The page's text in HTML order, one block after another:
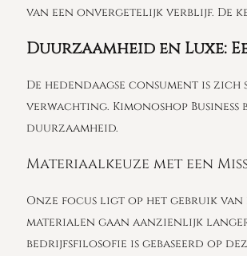
van een onvergetelijk verblijf. De
Duurzaamheid en Luxe:
De hedendaagse consument is
verwachting. Kimonoshop
duurzaamheid.
Materiaalkeuze met een
Onze focus ligt op het gebruik
materialen gaan aanzienlijk
bedrijfsfilosofie is gebaseerd op